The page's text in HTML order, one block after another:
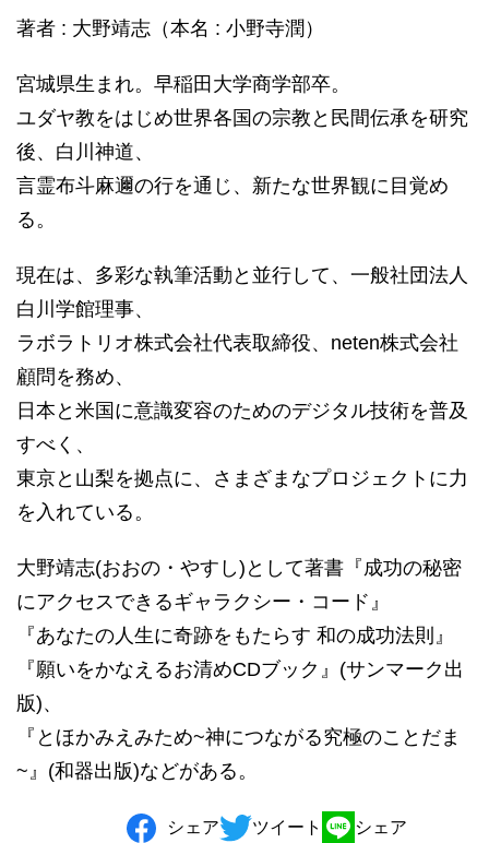
著者 : 大野靖志（本名 : 小野寺潤）
宮城県生まれ。早稲田大学商学部卒。
ユダヤ教をはじめ世界各国の宗教と民間伝承を研究
後、白川神道、
言霊布斗麻邇の行を通じ、新たな世界観に目覚め
る。
現在は、多彩な執筆活動と並行して、一般社団法人
白川学館理事、
ラボラトリオ株式会社代表取締役、neten株式会社
顧問を務め、
日本と米国に意識変容のためのデジタル技術を普及
すべく、
東京と山梨を拠点に、さまざまなプロジェクトに力
を入れている。
大野靖志(おおの・やすし)として著書『成功の秘密
にアクセスできるギャラクシー・コード』
『あなたの人生に奇跡をもたらす 和の成功法則』
『願いをかなえるお清めCDブック』(サンマーク出
版)、
『とほかみえみため~神につながる究極のことだま
~』(和器出版)などがある。
シェア ツイート シェア